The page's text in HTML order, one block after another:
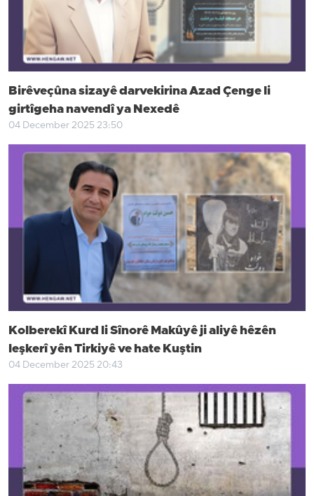
Birêveçûna sizayê darvekirina Azad Çenge li
girtîgeha navendî ya Nexedê
04 December 2025 23:50
Kolberekî Kurd li Sînorê Makûyê ji aliyê hêzên
leşkerî yên Tirkiyê ve hate Kuştin
04 December 2025 20:43